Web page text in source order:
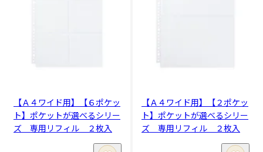
【Ａ４ワイド用】【６ポケッ
ト】ポケットが選べるシリー
ズ 専用リフィル ２枚入
【Ａ４ワイド用】【２ポケッ
ト】ポケットが選べるシリー
ズ 専用リフィル ２枚入